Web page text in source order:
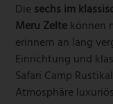
Die sechs im
Meru Zeltekönnen
erinnern an lang
Einrichtung und
Safari Camp
Atmosphäre